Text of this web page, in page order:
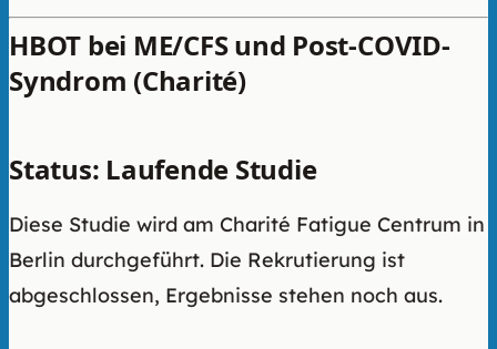
HBOT bei ME/CFS und Post-COVID-
Syndrom (Charité)
Status: Laufende Studie
Diese Studie wird am Charité Fatigue Centrum in
Berlin durchgeführt. Die Rekrutierung ist
abgeschlossen, Ergebnisse stehen noch aus.